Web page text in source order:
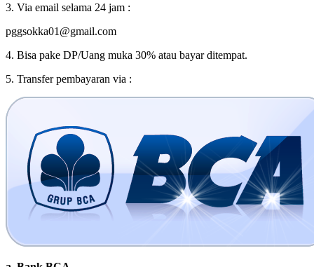
3. Via email selama 24 jam :
pggsokka01@gmail.com
4. Bisa pake DP/Uang muka 30% atau bayar ditempat.
5. Transfer pembayaran via :